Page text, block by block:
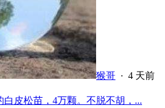
猴哥 · 4 天前
皮松苗，4万颗。不脱不胡，...